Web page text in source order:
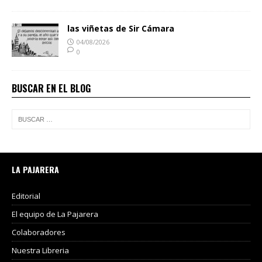
las viñetas de Sir Cámara
04/08/2026
0
BUSCAR EN EL BLOG
LA PAJARERA
Editorial
El equipo de La Pajarera
Colaboradores
Nuestra Libreria